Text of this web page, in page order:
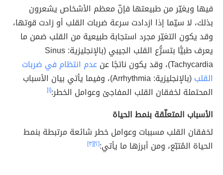
فيها ويغيّر من طبيعتها فإنّ معظم الأشخاص يشعرون
بذلك، لا سيّما إذا ازدادت سرعة ضربات القلب أو زادت قوتها،
وقد يكون التغيّر مجرد استجابة طبيعية من القلب ضمن ما
يعرف طبيًّا بتسرُّع القلب الجيبي (بالإنجليزية: Sinus
Tachycardia)، وقد يكون ناتجًا عن
عدم انتظام في ضربات
القلب
(بالإنجليزية: Arrhythmia)، وفيما يأتي بيان الأسباب
المحتملة لخفقان القلب المفاجئ وعوامل الخطر:[١]
الأسباب المتعلّقة بنمط الحياة
لخفقان القلب مسببات وعوامل خطر شائعة مرتبطة بنمط
الحياة المُتبّع، ومن أبرزها ما يأتي:[٢] [٣]